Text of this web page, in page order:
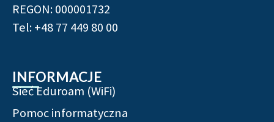
REGON: 000001732
Tel: +48 77 449 80 00
INFORMACJE
Sieć Eduroam (WiFi)
Pomoc informatyczna